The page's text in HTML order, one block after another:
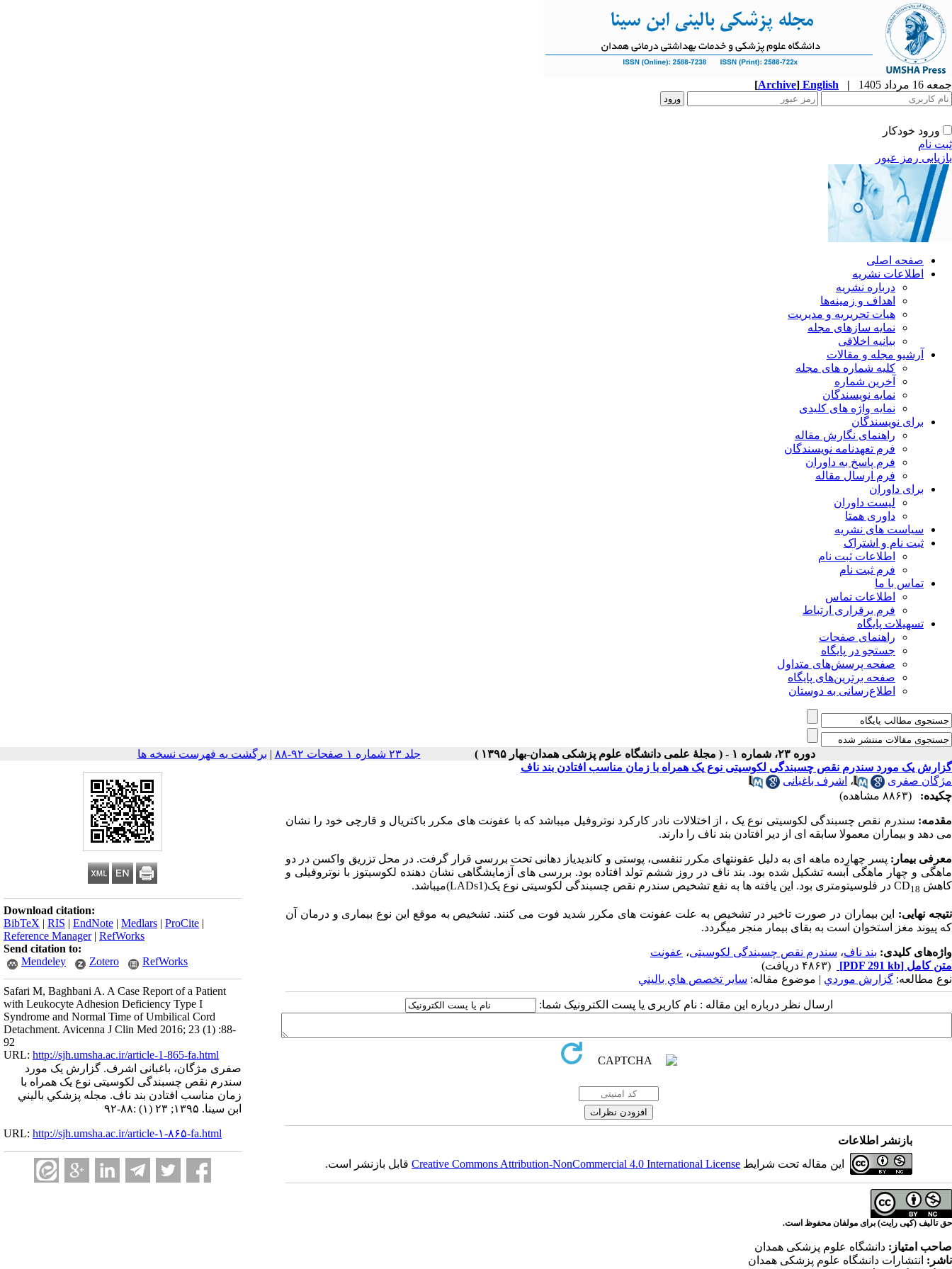
جمعه 16 مرداد 1405 |
English
[Archive]
ورود خودکار
ثبت نام
بازیابی رمز عبور
صفحه اصلی
اطلاعات نشریه
درباره نشریه
اهداف و زمینه‌ها
هیات تحریریه و مدیریت
نمایه سازهای مجله
بیانیه اخلاقی
آرشیو مجله و مقالات
کلیه شماره های مجله
آخرین شماره
نمایه نویسندگان
نمایه واژه های کلیدی
برای نویسندگان
راهنمای نگارش مقاله
فرم تعهدنامه نویسندگان
فرم پاسخ به داوران
فرم ارسال مقاله
برای داوران
لیست داوران
داوری همتا
سیاست های نشریه
ثبت نام و اشتراک
اطلاعات ثبت نام
فرم ثبت نام
تماس با ما
اطلاعات تماس
فرم برقراری ارتباط
تسهیلات پایگاه
راهنمای صفحات
جستجو در پایگاه
صفحه پرسش‌های متداول
صفحه برترین‌های پایگاه
اطلاع‌رسانی به دوستان
دوره ۲۳، شماره ۱ - ( مجلۀ علمی دانشگاه علوم پزشکی همدان-بهار ۱۳۹۵ ) جلد ۲۳ شماره ۱ صفحات ۹۲-۸۸ | برگشت به فهرست نسخه ها
Download citation:
BibTeX | RIS | EndNote | Medlars | ProCite |
Reference Manager| RefWorks
Send citation to:
Mendeley
Zotero RefWorks
Safari M, Baghbani A. A Case Report of a Patient
with Leukocyte Adhesion Deficiency Type I
Syndrome and Normal Time of Umbilical Cord
Detachment. Avicenna J Clin Med 2016; 23 (1) :88-
92
URL: http://sjh.umsha.ac.ir/article-1-865-fa.html
صفری مژگان، باغبانی اشرف. گزارش یک مورد
سندرم نقص چسبندگی لکوسیتی نوع یک همراه با
زمان مناسب افتادن بند ناف. مجله پزشكي باليني
ابن سينا. ۱۳۹۵; ۲۳ (۱) :۸۸-۹۲
URL: http://sjh.umsha.ac.ir/article-۱-۸۶۵-fa.html
گزارش یک مورد سندرم نقص چسبندگی لکوسیتی نوع یک همراه با زمان مناسب افتادن بند ناف
مژگان صفری
، اشرف باغبانی
چکیده:
(۸۸۶۳ مشاهده)
مقدمه: سندرم نقص چسبندگی لکوسیتی نوع یک ، از اختلالات نادر کارکرد نوتروفیل می­باشد که با عفونت های مکرر باکتریال و قارچی خود را نشان
می دهد و بیماران معمولا سابقه ای از دیر افتادن بند ناف را دارند.
معرفی بیمار: پسر چهارده ماهه ای به دلیل عفونت­های مکرر تنفسی، پوستی و کاندیدیاز دهانی تحت بررسی قرار گرفت. در محل تزریق واکسن در دو
ماهگی و چهار ماهگی آبسه تشکیل شده بود. بند ناف در روز ششم تولد افتاده بود. بررسی های آزمایشگاهی نشان دهنده لکوسیتوز با نوتروفیلی و
کاهش
CD18 در فلوسیتومتری بود. این یافته ها به نفع تشخیص سندرم نقص چسبندگی لکوسیتی نوع یک(LADs1)میباشد.
نتیجه نهایی: این بیماران در صورت تاخیر در تشخیص به علت عفونت های مکرر شدید فوت می کنند. تشخیص به موقع این نوع بیماری و درمان آن
که پیوند مغز استخوان است به بقای بیمار منجر می­گردد.
واژه‌های کلیدی: بند ناف، سندرم نقص چسبندگی لکوسیتی، عفونت
متن کامل [PDF 291 kb]
(۴۸۶۳ دریافت)
نوع مطالعه: گزارش موردي | موضوع مقاله: سایر تخصص هاي باليني
ارسال نظر درباره این مقاله : نام کاربری یا پست الکترونیک شما:
بازنشر اطلاعات
این مقاله تحت شرایط Creative Commons Attribution-NonCommercial 4.0 International Licenseقابل بازنشر است.
حق تالیف (کپی رایت) برای مولفان محفوظ است.
صاحب امتیاز: دانشگاه علوم پزشکی همدان
ناشر: انتشارات دانشگاه علوم پزشکی همدان